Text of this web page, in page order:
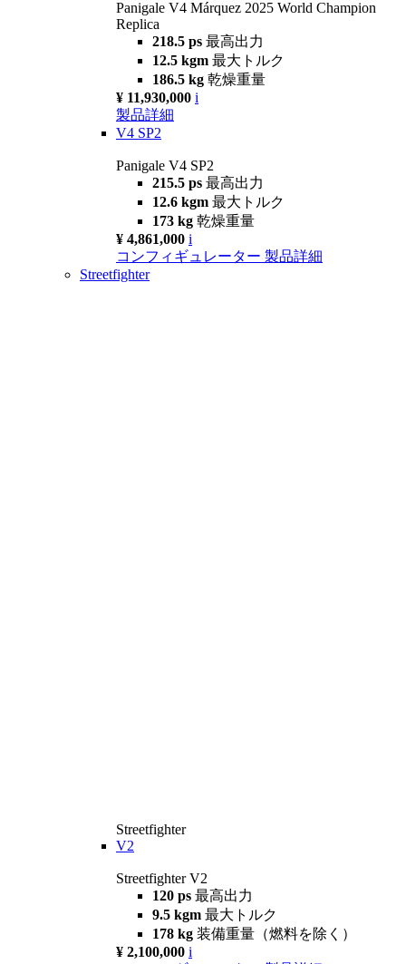
Panigale V4 Márquez 2025 World Champion
Replica
218.5 ps 最高出力
12.5 kgm 最大トルク
186.5 kg 乾燥重量
¥ 11,930,000 i
製品詳細
V4 SP2
Panigale V4 SP2
215.5 ps 最高出力
12.6 kgm 最大トルク
173 kg 乾燥重量
¥ 4,861,000 i
コンフィギュレーター 製品詳細
Streetfighter
Streetfighter
V2
Streetfighter V2
120 ps 最高出力
9.5 kgm 最大トルク
178 kg 装備重量（燃料を除く）
¥ 2,100,000 i